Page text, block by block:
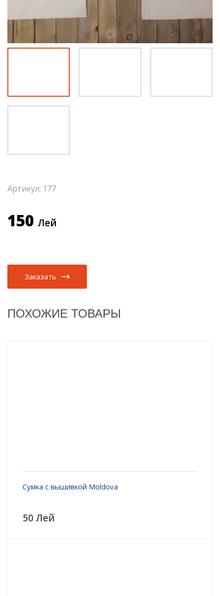
Артикул: 177
150 Лей
Заказать
ПОХОЖИЕ ТОВАРЫ
Сумка с вышивкой Moldova
50 Лей